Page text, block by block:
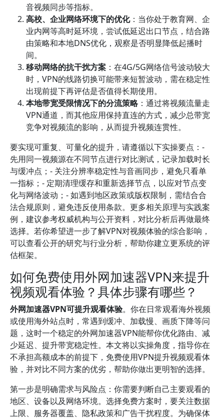
音视频同步等指标。
高校、企业网络环境下的优化：当你处于教育网、企
业内网等高时延环境，尝试低延迟出口节点，结合路
由策略和本地DNS优化，观察是否明显降低起播时
间。
移动网络的抗干扰方案 ：在4G/5G网络信号波动较大
时，VPN的线路切换可能带来短暂波动，需在稳定性
出现前提下再评估是否值得长期使用。
本地带宽受限情况下的分流策略：通过将视频流量走
VPN通道，而其他应用保持直连的方式，减少总带宽
竞争对视频流的影响，从而提升视频连贯性。
要实现可重复、可量化的提升，请遵循以下实操要点：-
先用同一视频源在不同节点进行对比测试，记录加载时长
与缓冲点；- 关注分辨率稳定性与音画同步，避免只看单
一指标；- 定期清理缓存和重新选择节点，以应对节点变
化与网络波动；- 如遇到地区政策或版权限制，需结合合
法合规原则，避免违反使用条款。更多相关原理与实践案
例，建议参考权威机构与公开资料，对比分析后再做最终
选择。若你希望进一步了解VPN对视频体验的综合影响，
可以查看公开的研究与行业分析，帮助你建立更系统的评
估框架。
如何免费使用外网加速器VPN来提升
视频观看体验？具体步骤有哪些？
外网加速器VPN可提升观看体验。你在日常观看海外视频
或使用海外站点时，常遇到缓冲、加载慢、画质下降等问
题，这时一个稳定的外网加速器VPN能帮你优化路由、减
少延迟、提升带宽稳定性。本文将以实操角度，指导你在
不承担高额成本的前提下，免费使用VPN提升视频观看体
验，并对比不同方案的优劣，帮助你做出更明智的选择。
第一步是明确需求与风险点：你需要判断自己主要观看的
地区、设备以及网络环境。选择免费方案时，要关注数据
上限、服务器覆盖、隐私政策和广告干扰程度。为确保体